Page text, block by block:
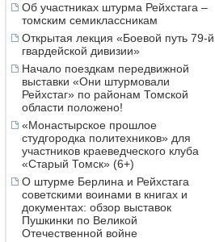
Об участниках штурма Рейхстага –
томским семиклассникам
Открытая лекция «Боевой путь 79-й
гвардейской дивизии»
Начало поездкам передвижной
выставки «Они штурмовали
Рейхстаг» по районам Томской
области положено!
«Монастырское прошлое
студгородка политехников» для
участников краеведческого клуба
«Старый Томск» (6+)
О штурме Берлина и Рейхстага
советскими воинами в книгах и
документах: обзор выставок
Пушкинки по Великой
Отечественной войне